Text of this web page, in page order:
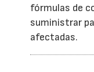
fórmulas de
suministrar
afectadas.